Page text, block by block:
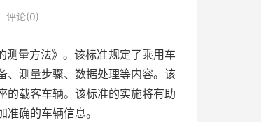
评论(0)
量方法》。该标准规定了乘用车
、测量步骤、数据处理等内容。该
的载客车辆。该标准的实施将有助
确的车辆信息。